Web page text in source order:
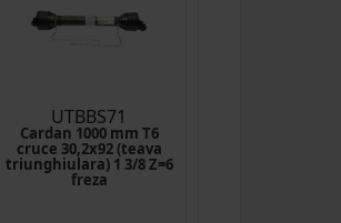
UTBBS71
Cardan 1000 mm T6
cruce 30,2x92 (teava
triunghiulara) 1 3/8 Z=6
freza